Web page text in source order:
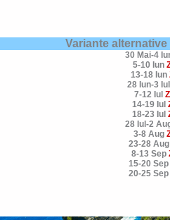
Variante alternative
30 Mai-4
5-10 Iun
13-18 Iun
28 Iun-3 Iul
7-12 Iul
14-19 Iul
18-23 Iul
28 Iul-2
3-8 Aug
23-28 Aug
8-13 Sep
15-20 Sep
20-25 Sep